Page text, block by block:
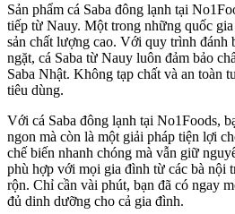
Sản phẩm cá Saba đông lạnh tại
tiếp từ Nauy. Một trong những quốc
sản chất lượng cao. Với quy trình đánh
ngặt, cá Saba từ Nauy luôn đảm bảo
Saba Nhật. Không tạp chất và an toàn
tiêu dùng.
Với cá Saba đông lạnh tại No1Foods,
ngon mà còn là một giải pháp tiện lợi
chế biến nhanh chóng mà vẫn giữ
phù hợp với mọi gia đình từ các bà nội
rộn. Chỉ cần vài phút, bạn đã có ngay
đủ dinh dưỡng cho cả gia đình.